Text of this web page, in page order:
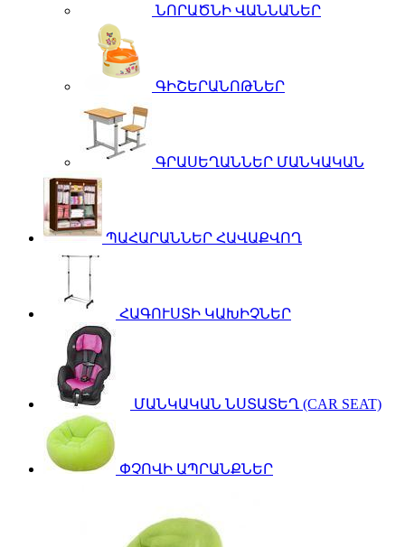
ՆՈՐԱԾՆԻ ՎԱՆՆԱՆԵՐ
ԳԻՇԵՐԱՆՈԹՆԵՐ
ԳՐԱՍԵՂԱՆՆԵՐ ՄԱՆԿԱԿԱՆ
ՊԱՀԱՐԱՆՆԵՐ ՀԱՎԱՔՎՈՂ
ՀԱԳՈՒՍՏԻ ԿԱԽԻՉՆԵՐ
ՄԱՆԿԱԿԱՆ ՆՍՏԱՏԵՂ (CAR SEAT)
ՓՉՈՎԻ ԱՊՐԱՆՔՆԵՐ